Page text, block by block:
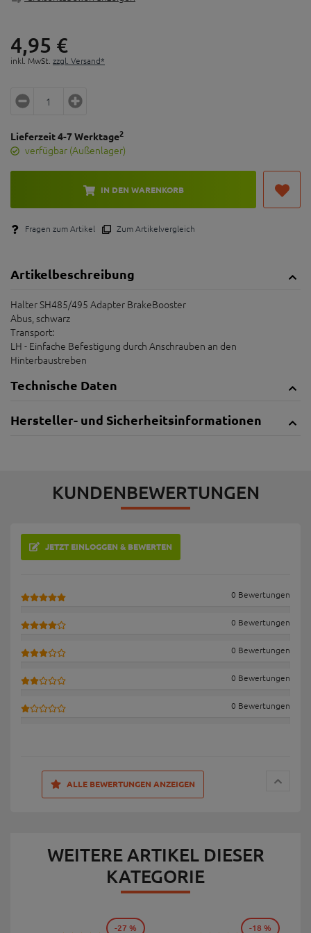
4,95 €
inkl. MwSt. zzgl. Versand*
Lieferzeit 4-7 Werktage2
verfügbar (Außenlager)
IN DEN WARENKORB
Fragen zum Artikel Zum Artikelvergleich
Artikelbeschreibung
Halter SH485/495 Adapter BrakeBooster
Abus, schwarz
Transport:
LH - Einfache Befestigung durch Anschrauben an den
Hinterbaustreben
Technische Daten
Hersteller- und Sicherheitsinformationen
KUNDENBEWERTUNGEN
JETZT EINLOGGEN & BEWERTEN
0 Bewertungen
0 Bewertungen
0 Bewertungen
0 Bewertungen
0 Bewertungen
ALLE BEWERTUNGEN ANZEIGEN
WEITERE ARTIKEL DIESER
KATEGORIE
-27 % -18 %